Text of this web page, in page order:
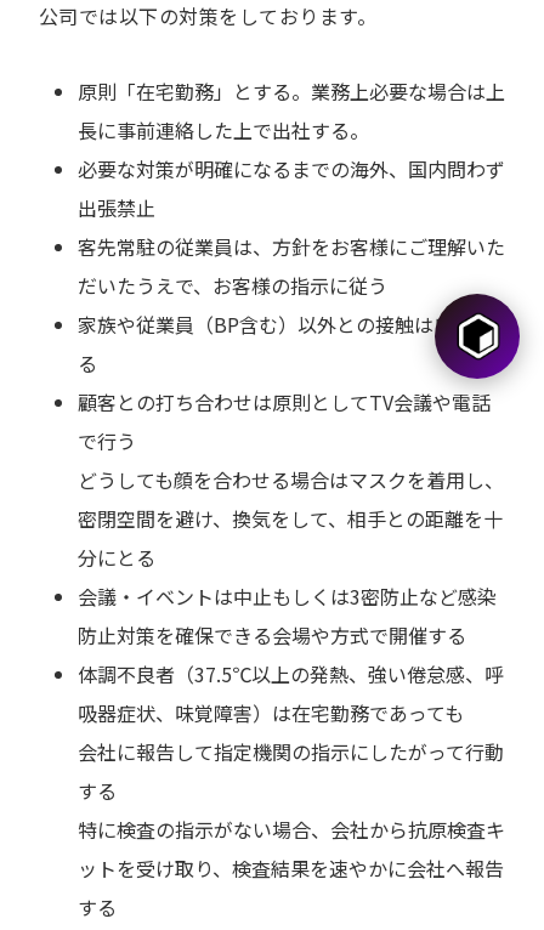
公司では以下の対策をしております。
原則「在宅勤務」とする。業務上必要な場合は上
長に事前連絡した上で出社する。
必要な対策が明確になるまでの海外、国内問わず
出張禁止
客先常駐の従業員は、方針をお客様にご理解いた
だいたうえで、お客様の指示に従う
家族や従業員（BP含む）以外との接触は自粛す
る
顧客との打ち合わせは原則としてTV会議や電話
で行う
どうしても顔を合わせる場合はマスクを着用し、
密閉空間を避け、換気をして、相手との距離を十
分にとる
会議・イベントは中止もしくは3密防止など感染
防止対策を確保できる会場や方式で開催する
体調不良者（37.5℃以上の発熱、強い倦怠感、呼
吸器症状、味覚障害）は在宅勤務であっても
会社に報告して指定機関の指示にしたがって行動
する
特に検査の指示がない場合、会社から抗原検査キ
ットを受け取り、検査結果を速やかに会社へ報告
する